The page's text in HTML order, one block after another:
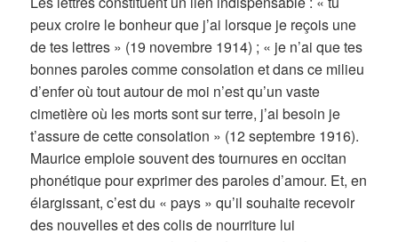
peux croire le bonheur que j’ai lorsque je reçois une
de tes lettres » (19 novembre 1914) ; « je n’ai que tes
bonnes paroles comme consolation et dans ce milieu
d’enfer où tout autour de moi n’est qu’un vaste
cimetière où les morts sont sur terre, j’ai besoin je
t’assure de cette consolation » (12 septembre 1916).
Maurice emploie souvent des tournures en occitan
phonétique pour exprimer des paroles d’amour. Et, en
élargissant, c’est du « pays » qu’il souhaite recevoir
des nouvelles et des colis de nourriture lui